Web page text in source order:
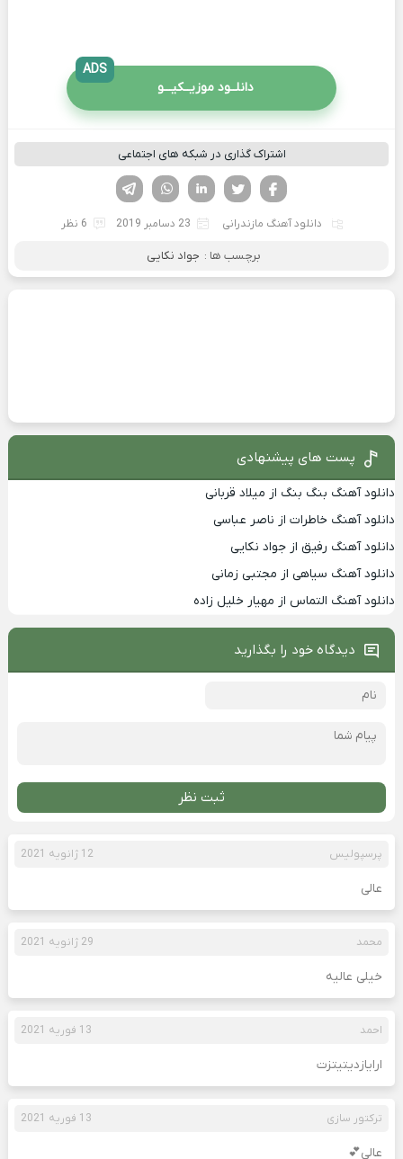
دانلــود موزیــکیـــو
ADS
اشتراک گذاری در شبکه های اجتماعی
لینکدین تویتر
فیسوک
دانلود آهنگ مازندرانی 23 دسامبر 2019 6 نظر
برچسب ها : جواد نکایی
پست های پیشنهادی
دانلود آهنگ بنگ بنگ از میلاد قربانی
دانلود آهنگ خاطرات از ناصر عباسی
دانلود آهنگ رفیق از جواد نکایی
دانلود آهنگ سیاهی از مجتبی زمانی
دانلود آهنگ التماس از مهیار خلیل زاده
دیدگاه خود را بگذارید
ثبت نظر
پرسپولیس 12 ژانویه 2021
عالی
محمد 29 ژانویه 2021
خیلی عالیه
احمد 13 فوریه 2021
ارایازدیتیتزت
ترکتور سازی 13 فوریه 2021
عالی💕